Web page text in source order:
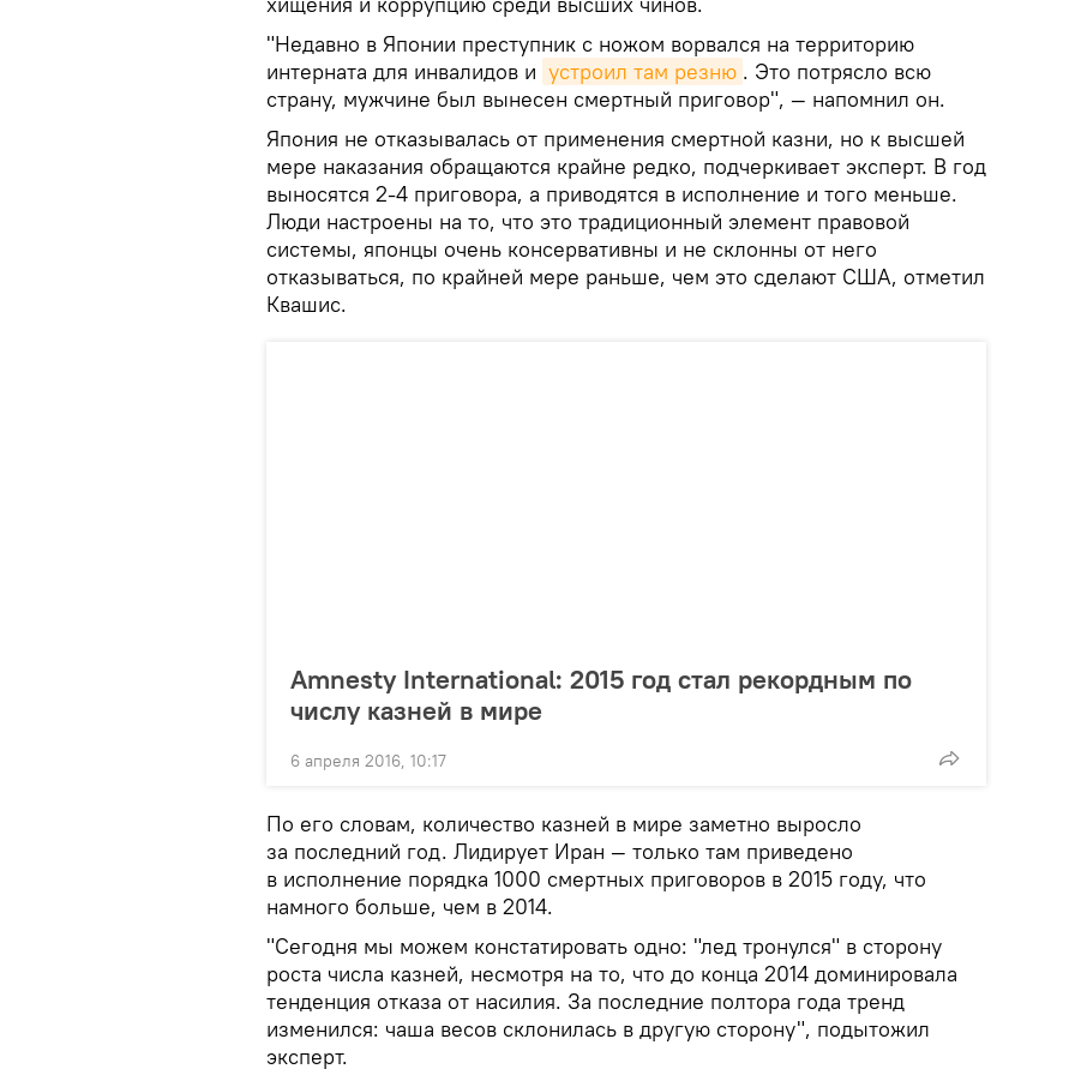
"Недавно в Японии преступник с ножом ворвался на территорию
интерната для инвалидов и устроил там резню . Это потрясло всю
страну, мужчине был вынесен смертный приговор", — напомнил он.
Япония не отказывалась от применения смертной казни, но к высшей
мере наказания обращаются крайне редко, подчеркивает эксперт. В год
выносятся 2-4 приговора, а приводятся в исполнение и того меньше.
Люди настроены на то, что это традиционный элемент правовой
системы, японцы очень консервативны и не склонны от него
отказываться, по крайней мере раньше, чем это сделают США, отметил
Квашис.
Amnesty International: 2015 год стал рекордным по
числу казней в мире
6 апреля 2016, 10:17
По его словам, количество казней в мире заметно выросло
за последний год. Лидирует Иран — только там приведено
в исполнение порядка 1000 смертных приговоров в 2015 году, что
намного больше, чем в 2014.
"Сегодня мы можем констатировать одно: "лед тронулся" в сторону
роста числа казней, несмотря на то, что до конца 2014 доминировала
тенденция отказа от насилия. За последние полтора года тренд
изменился: чаша весов склонилась в другую сторону", подытожил
эксперт.